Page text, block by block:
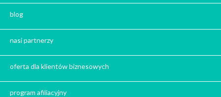
Zima
Herbata - podziękowanie dla gości
blog
nasi partnerzy
oferta dla klientów biznesowych
program afiliacyjny